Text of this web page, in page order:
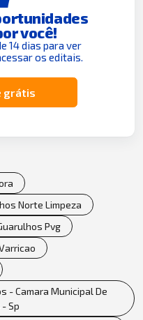
você!
14 dias para ver
os editais.
grátis
Norte Limpeza
Pvg
- Camara Municipal De
Sp